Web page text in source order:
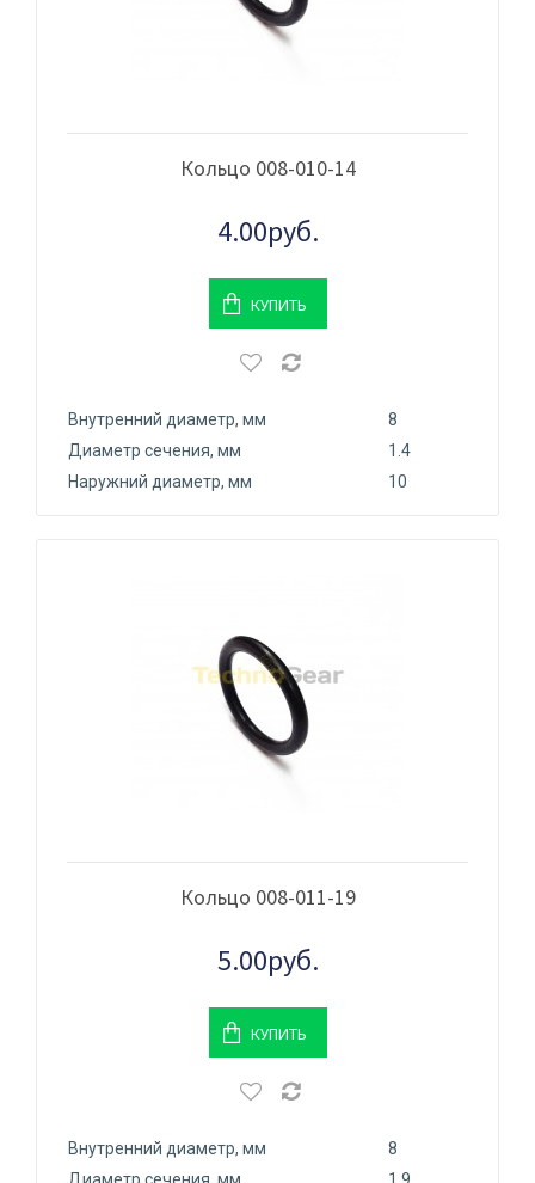
Кольцо 008-010-14
4.00руб.
КУПИТЬ
Внутренний диаметр, мм
8
Диаметр сечения, мм
1.4
Наружний диаметр, мм
10
Кольцо 008-011-19
5.00руб.
КУПИТЬ
Внутренний диаметр, мм
8